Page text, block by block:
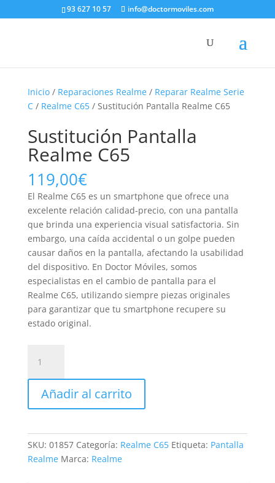
93 627 10 57 info@doctormoviles.com
Inicio/ Reparaciones Realme/ Reparar Realme Serie
C/ Realme C65/ Sustitución Pantalla Realme C65
Sustitución Pantalla
Realme C65
119,00€
El Realme C65 es un smartphone que ofrece una
excelente relación calidad-precio, con una pantalla
que brinda una experiencia visual satisfactoria. Sin
embargo, una caída accidental o un golpe pueden
causar daños en la pantalla, afectando la usabilidad
del dispositivo. En Doctor Móviles, somos
especialistas en el cambio de pantalla para el
Realme C65, utilizando siempre piezas originales
para garantizar que tu smartphone recupere su
estado original.
Pantalla
Realme
C65
cantidad
Añadir al carrito
SKU: 01857 Categoría: Realme C65 Etiqueta: Pantalla
Realme Marca: Realme